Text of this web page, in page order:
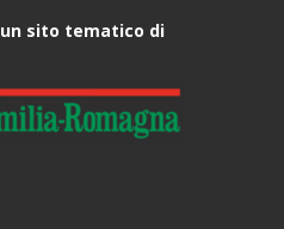
sito tematico di